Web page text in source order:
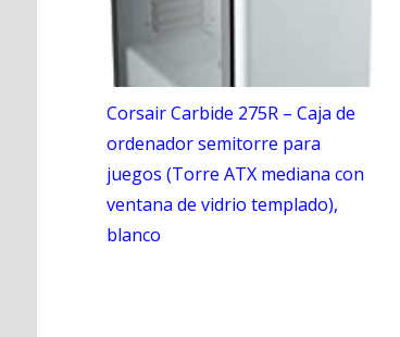
Corsair Carbide 275R – Caja de
ordenador semitorre para
juegos (Torre ATX mediana con
ventana de vidrio templado),
blanco